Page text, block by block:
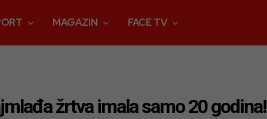
MAGAZIN FACE TV
žrtva imala samo 20 godina!